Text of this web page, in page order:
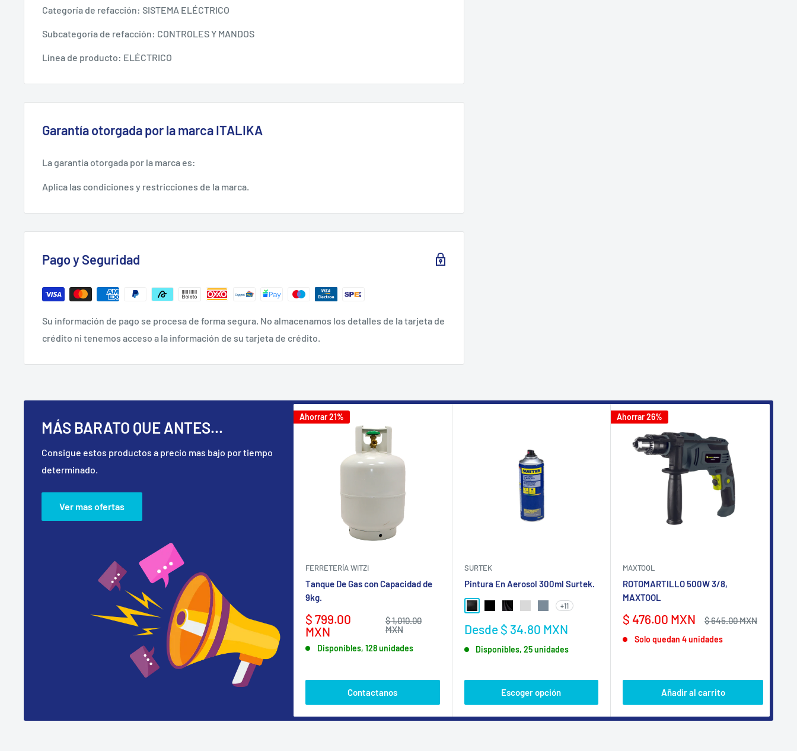
Categoría de refacción: SISTEMA ELÉCTRICO
Subcategoría de refacción: CONTROLES Y MANDOS
Línea de producto: ELÉCTRICO
Garantía otorgada por la marca ITALIKA
La garantía otorgada por la marca es:
Aplica las condiciones y restricciones de la marca.
Pago y Seguridad
Su información de pago se procesa de forma segura. No almacenamos los detalles de la tarjeta de
crédito ni tenemos acceso a la información de su tarjeta de crédito.
MÁS BARATO QUE ANTES...
Consigue estos productos a precio mas bajo por tiempo
determinado.
Ver mas ofertas
Ahorrar 21%
FERRETERÍA WITZI
Tanque De Gas con Capacidad de
9kg.
Precio
de
venta
$ 799.00
MXN
Precio
habitual
$ 1,010.00
MXN
Disponibles, 128 unidades
Contactanos
SURTEK
Pintura En Aerosol 300ml Surtek.
NEGRO BRILLANTE
NEGRO MATE
NEGRO SATINADO
GRIS CLARO
GRIS MAQUINARIA
+11
Precio
venta
Desde $ 34.80 MXN
Disponibles, 25 unidades
Escoger opción
Ahorrar 26%
MAXTOOL
ROTOMARTILLO 500W 3/8,
MAXTOOL
Precio
venta
$ 476.00 MXN
Precio
$ 645.00 MXN
Solo quedan 4 unidades
Añadir al carrito